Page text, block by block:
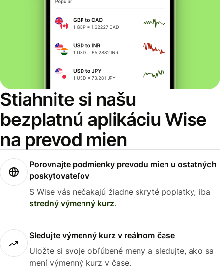
Stiahnite si našu
bezplatnú aplikáciu Wise
na prevod mien
Porovnajte podmienky prevodu mien u ostatných
poskytovateľov
S Wise vás nečakajú žiadne skryté poplatky, iba
stredný výmenný kurz.
Sledujte výmenný kurz v reálnom čase
Uložte si svoje obľúbené meny a sledujte, ako sa
mení výmenný kurz v čase.